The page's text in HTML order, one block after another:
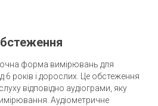
форма вимірювань для
6 років і дорослих. Це обстеження
відповідно аудіограми, яку
Аудіометричне